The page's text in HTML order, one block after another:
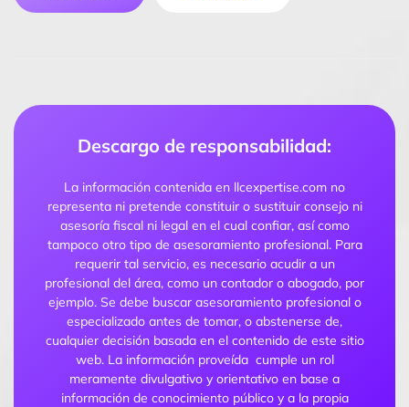
Descargo de responsabilidad:
La información contenida en llcexpertise.com no
representa ni pretende constituir o sustituir consejo ni
asesoría fiscal ni legal en el cual confiar, así como
tampoco otro tipo de asesoramiento profesional. Para
requerir tal servicio, es necesario acudir a un
profesional del área, como un contador o abogado, por
ejemplo. Se debe buscar asesoramiento profesional o
especializado antes de tomar, o abstenerse de,
cualquier decisión basada en el contenido de este sitio
web. La información proveída cumple un rol
meramente divulgativo y orientativo en base a
información de conocimiento público y a la propia